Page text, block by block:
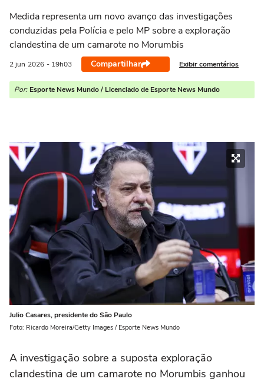
Medida representa um novo avanço das investigações
conduzidas pela Polícia e pelo MP sobre a exploração
clandestina de um camarote no Morumbis
2 jun 2026 - 19h03 Compartilhar Exibir comentários
Por: Esporte News Mundo / Licenciado de Esporte News Mundo
Julio Casares, presidente do São Paulo
Foto: Ricardo Moreira/Getty Images / Esporte News Mundo
A investigação sobre a suposta exploração
clandestina de um camarote no Morumbis ganhou